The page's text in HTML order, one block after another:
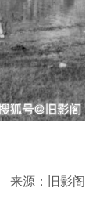
来源：旧影阁